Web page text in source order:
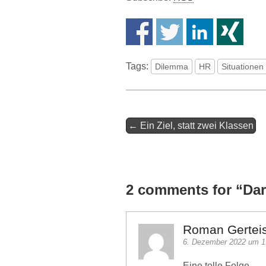
Tags: Dilemma HR Situationen
Artikel-
Navigation
← Ein Ziel, statt zwei Klassen
2 comments for “
Roman
6. Dezember 2022 um